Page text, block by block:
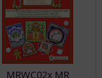
MRWC02x MR